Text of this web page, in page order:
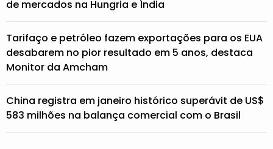
de mercados na Hungria e Índia
Tarifaço e petróleo fazem exportações para os EUA
desabarem no pior resultado em 5 anos, destaca
Monitor da Amcham
China registra em janeiro histórico superávit de US$
583 milhões na balança comercial com o Brasil